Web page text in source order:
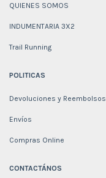
QUIENES SOMOS
INDUMENTARIA 3X2
Trail Running
POLITICAS
Devoluciones y Reembolsos
Envíos
Compras Online
CONTACTÁNOS